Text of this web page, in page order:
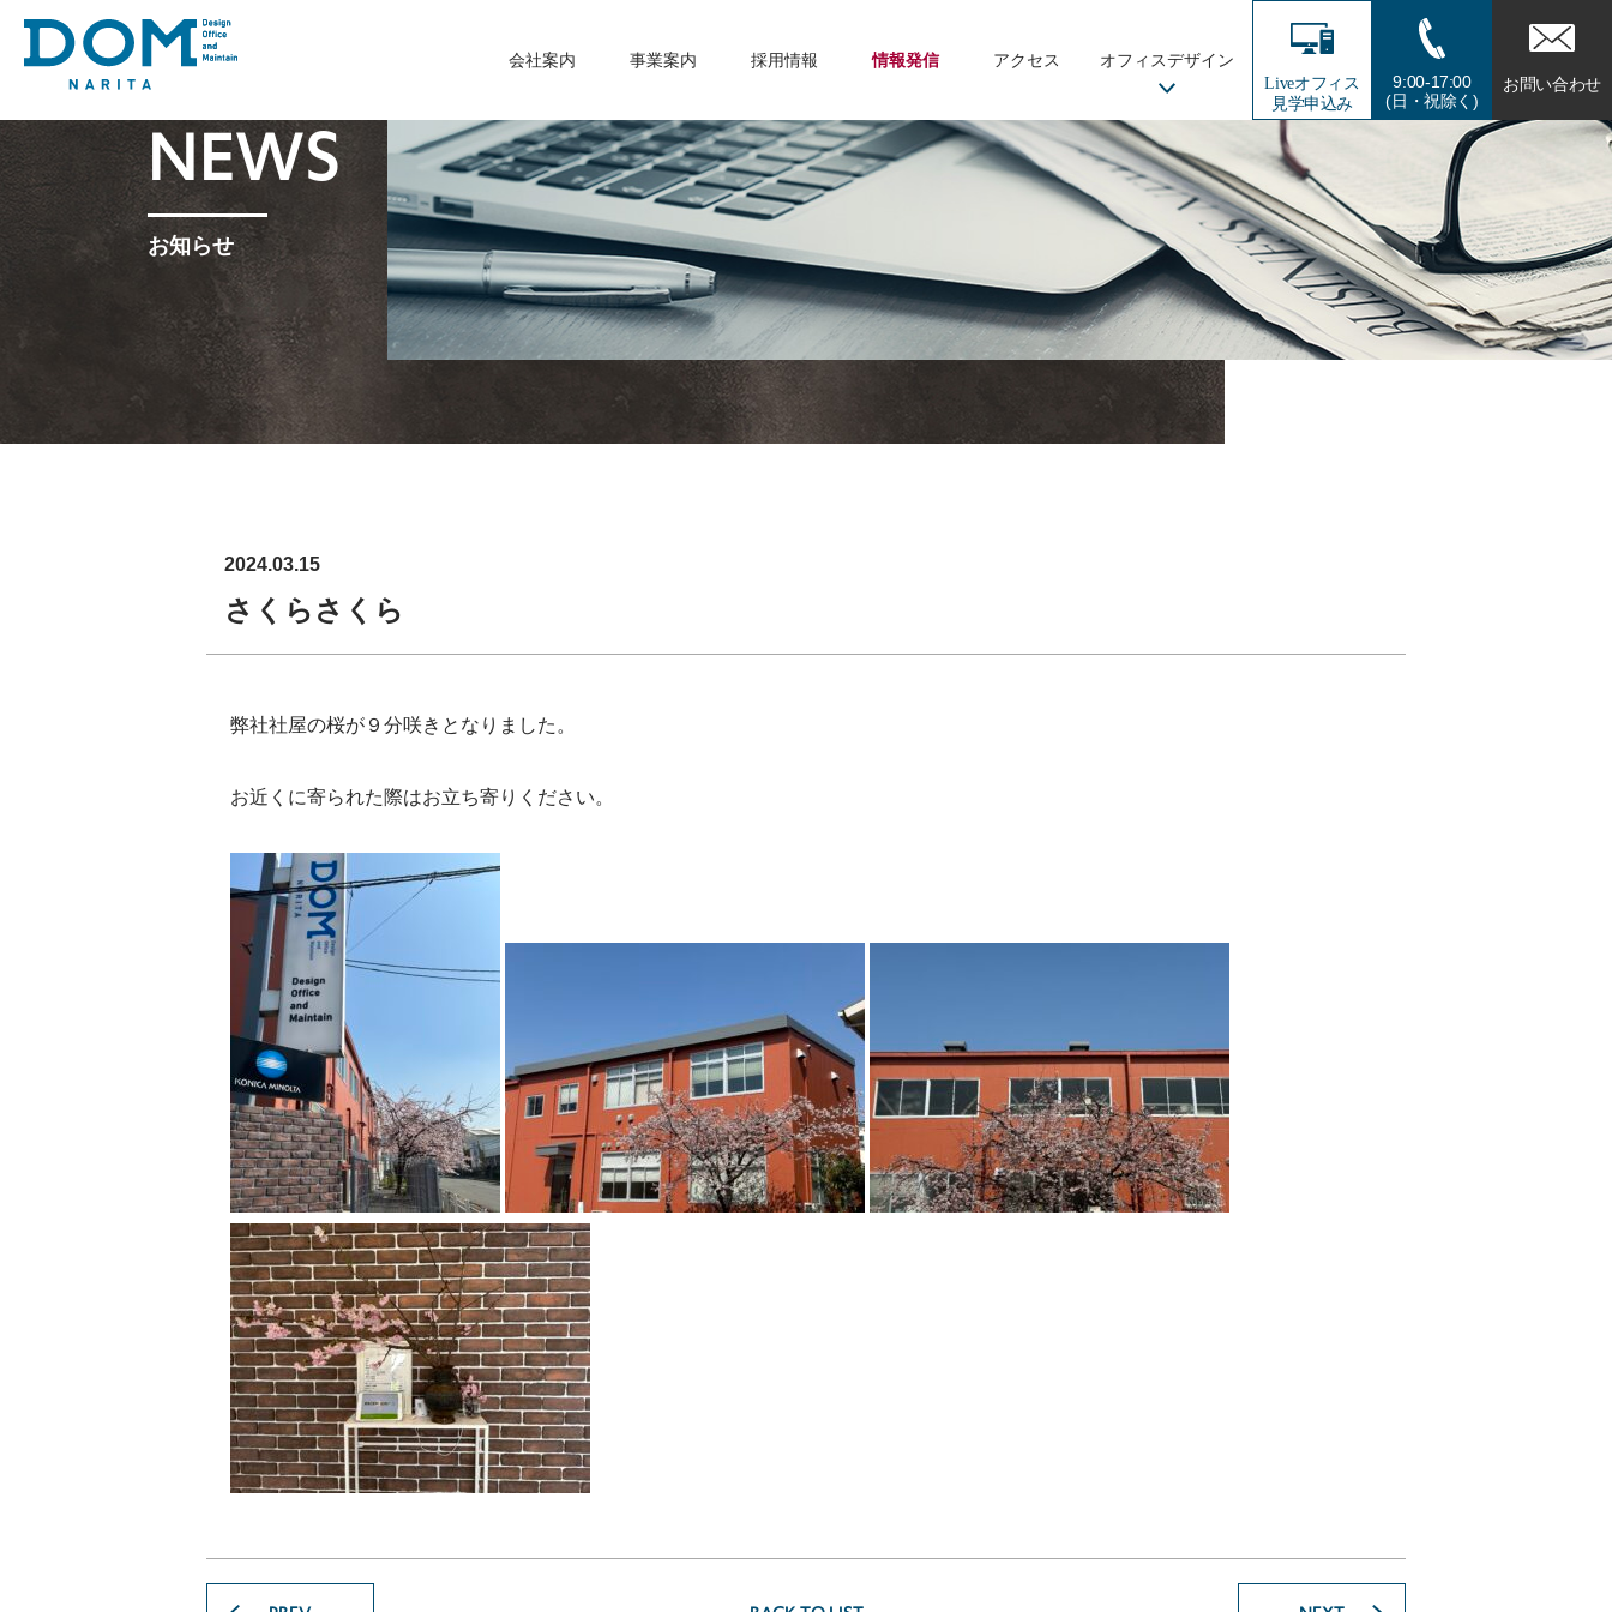
会社案内 事業案内 採用情報 情報発信 アクセス オフィスデザイン
Liveオフィス
見学申込み
9:00-17:00
(日・祝除く)
お問い合わせ
NEWS
お知らせ
さくらさくら
2024.03.15
弊社社屋の桜が９分咲きとなりました。
お近くに寄られた際はお立ち寄りください。